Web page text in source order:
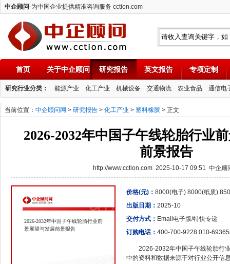
中企顾问-为中国企业提供精准咨询服务 cction.com
中企顾问
首页 关于中企顾问 研究报告 英文报告 专项定制
研究行业分类： 能源产业 化工产业 机械设备 交通物流 农业食品 通信电
当前位置： 中企顾问网 > 研究报告 > 化工产业 > 塑料橡胶 > 正文
2026-2032年中国子午线轮胎行业
前景报告
http://www.cction.com 2025-10-17 09:51 中企顾
2026-2032年中国子午线轮胎行业前
景展望与发展前景报告
价格(元)： 8000(电子) 8000(纸质)
出版日期： 2025-10
交付方式： Email电子版/特快专递
订购电话： 400-700-9228 010-
2026-2032年中国子午线轮胎行
中的资料和数据来源于对行业公开信